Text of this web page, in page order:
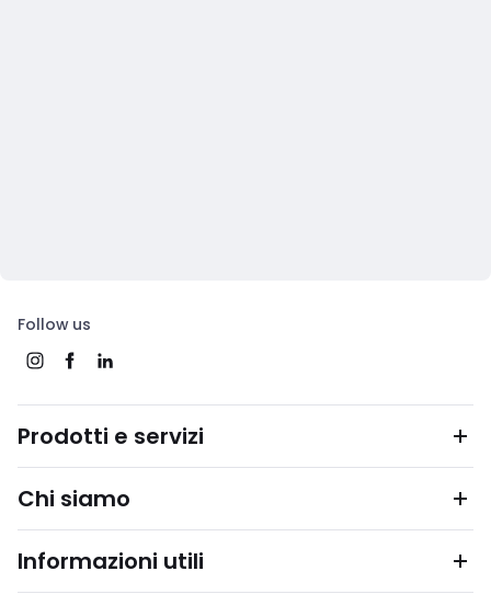
Follow us
Prodotti e servizi
Chi siamo
Informazioni utili